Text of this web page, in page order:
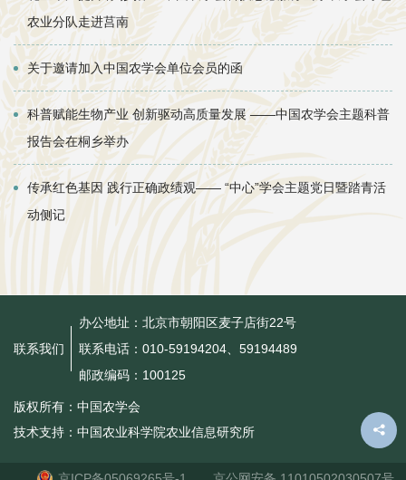
农业分队走进莒南
关于邀请加入中国农学会单位会员的函
科普赋能生物产业 创新驱动高质量发展 ——中国农学会主题科普
报告会在桐乡举办
传承红色基因 践行正确政绩观—— “中心”学会主题党日暨踏青活
动侧记
版权所有：中国农学会
技术支持：中国农业科学院农业信息研究所
联系我们
办公地址：北京市朝阳区麦子店街22号
联系电话：010-59194204、59194489
邮政编码：100125